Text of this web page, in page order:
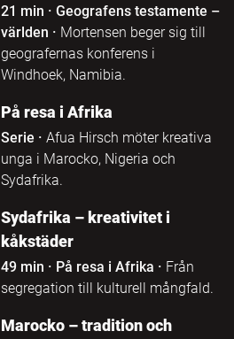
21 min · Geografens testamente –
världen · Mortensen beger sig till
geografernas konferens i
Windhoek, Namibia.
På resa i Afrika
Serie · Afua Hirsch möter kreativa
unga i Marocko, Nigeria och
Sydafrika.
Sydafrika – kreativitet i
kåkstäder
49 min · På resa i Afrika · Från
segregation till kulturell mångfald.
Marocko – tradition och